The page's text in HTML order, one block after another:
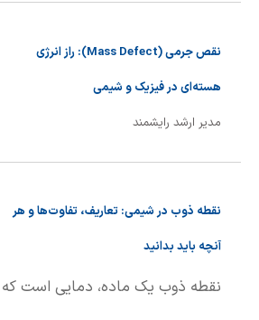
نقص جرمی (Mass Defect): راز انرژی
هسته‌ای در فیزیک و شیمی
مدیر ارشد رایشمند
نقطه ذوب در شیمی: تعاریف، تفاوت‌ها و هر
آنچه باید بدانید
نقطه ذوب یک ماده، دمایی است که